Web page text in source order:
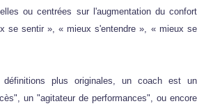
ou centrées sur l'augmentation du confort
se sentir », « mieux s'entendre », « mieux se
définitions plus originales, un coach est un
un "agitateur de performances", ou encore